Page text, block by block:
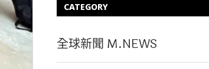
CATEGORY
全球新聞 M.NEWS